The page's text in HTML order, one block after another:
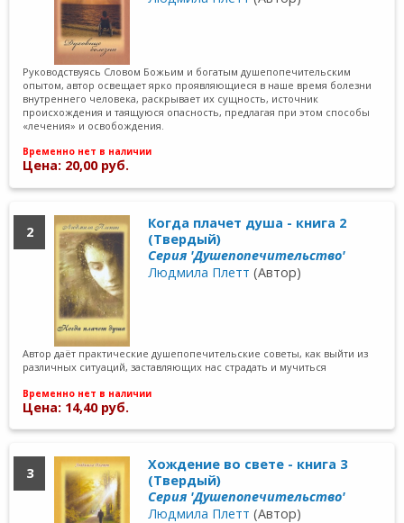
Руководствуясь Словом Божьим и богатым душепопечительским
опытом, автор освещает ярко проявляющиеся в наше время болезни
внутреннего человека, раскрывает их сущность, источник
происхождения и таящуюся опасность, предлагая при этом способы
«лечения» и освобождения.
Временно нет в наличии
Цена: 20,00 руб.
2
Когда плачет душа - книга 2
(Твердый)
Серия 'Душепопечительство'
Людмила Плетт (Автор)
Автор даёт практические душепопечительские советы, как выйти из
различных ситуаций, заставляющих нас страдать и мучиться
Временно нет в наличии
Цена: 14,40 руб.
3
Хождение во свете - книга 3
(Твердый)
Серия 'Душепопечительство'
Людмила Плетт (Автор)